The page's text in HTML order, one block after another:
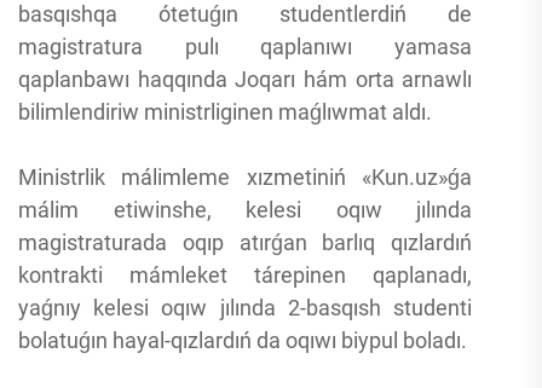
basqıshqa ótetuǵın studentlerdiń de
magistratura pulı qaplanıwı yamasa
qaplanbawı haqqında Joqarı hám orta arnawlı
bilimlendiriw ministrliginen maǵlıwmat aldı.
Ministrlik málimleme xızmetiniń «Kun.uz»ǵa
málim etiwinshe, kelesi oqıw jılında
magistraturada oqıp atırǵan barlıq qızlardıń
kontrakti mámleket tárepinen qaplanadı,
yaǵnıy kelesi oqıw jılında 2-basqısh studenti
bolatuǵın hayal-qızlardıń da oqıwı biypul boladı.